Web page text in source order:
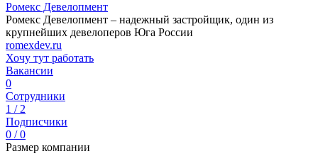
Ромекс Девелопмент
Ромекс Девелопмент – надежный застройщик, один из
крупнейших девелоперов Юга России
romexdev.ru
Хочу тут работать
Вакансии
0
Сотрудники
1 / 2
Подписчики
0 / 0
Размер компании